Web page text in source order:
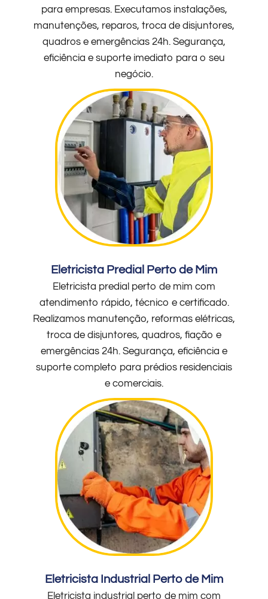
para empresas. Executamos instalações,
manutenções, reparos, troca de disjuntores,
quadros e emergências 24h. Segurança,
eficiência e suporte imediato para o seu
negócio.
Eletricista Predial Perto de Mim
Eletricista predial perto de mim com
atendimento rápido, técnico e certificado.
Realizamos manutenção, reformas elétricas,
troca de disjuntores, quadros, fiação e
emergências 24h. Segurança, eficiência e
suporte completo para prédios residenciais
e comerciais.
Eletricista Industrial Perto de Mim
Eletricista industrial perto de mim com